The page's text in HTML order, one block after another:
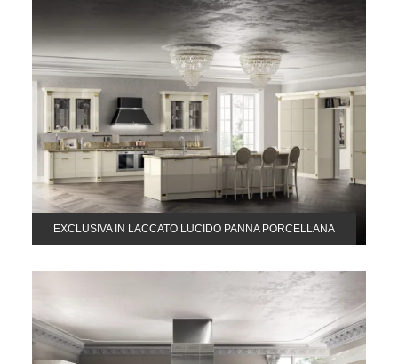
EXCLUSIVA IN LACCATO LUCIDO PANNA PORCELLANA